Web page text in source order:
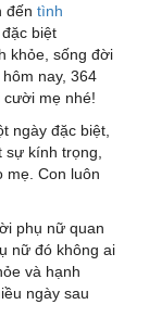
đến tình
biệt
khỏe, sống đời
nay, 364
cười mẹ nhé!
ngày đặc biệt,
kính trọng,
mẹ. Con luôn
phụ nữ quan
nữ đó không ai
và hạnh
ngày sau